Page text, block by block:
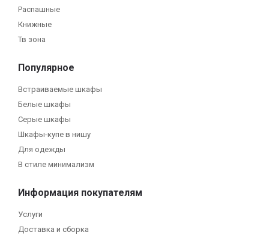
Распашные
Книжные
Тв зона
Популярное
Встраиваемые шкафы
Белые шкафы
Серые шкафы
Шкафы-купе в нишу
Для одежды
В стиле минимализм
Информация покупателям
Услуги
Доставка и сборка